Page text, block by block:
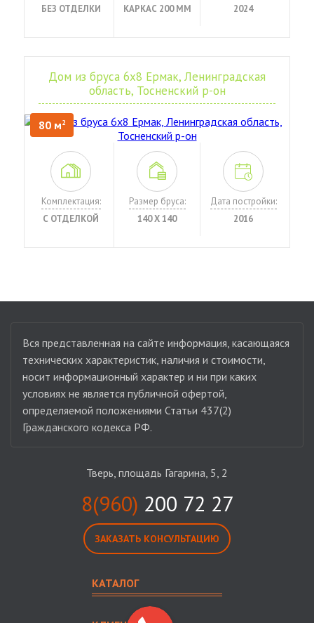
БЕЗ ОТДЕЛКИ
КАРКАС 200 ММ
2024
Дом из бруса 6х8 Ермак, Ленинградская
область, Тосненский р-он
80 м2
Комплектация:
С ОТДЕЛКОЙ
Размер бруса:
140 Х 140
Дата постройки:
2016
Вся представленная на сайте информация, касающаяся
технических характеристик, наличия и стоимости,
носит информационный характер и ни при каких
условиях не является публичной офертой,
определяемой положениями Статьи 437(2)
Гражданского кодекса РФ.
Тверь, площадь Гагарина, 5, 2
8(960) 200 72 27
ЗАКАЗАТЬ КОНСУЛЬТАЦИЮ
КАТАЛОГ